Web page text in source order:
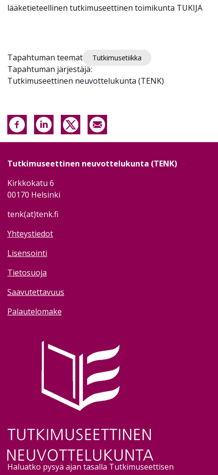
lääketieteellinen tutkimuseettinen toimikunta TUKIJA
Tapahtuman teemat Tutkimusetiikka
Tapahtuman järjestäjä
Tutkimuseettinen neuvottelukunta (TENK)
Tutkimuseettinen neuvottelukunta (TENK)
Kirkkokatu 6
00170 Helsinki
tenk(at)tenk.fi
Yhteystiedot
Lisensointi
Tietosuoja
Saavutettavuus
Palautelomake
Haluatko pysyä ajan tasalla Tutkimuseettisen